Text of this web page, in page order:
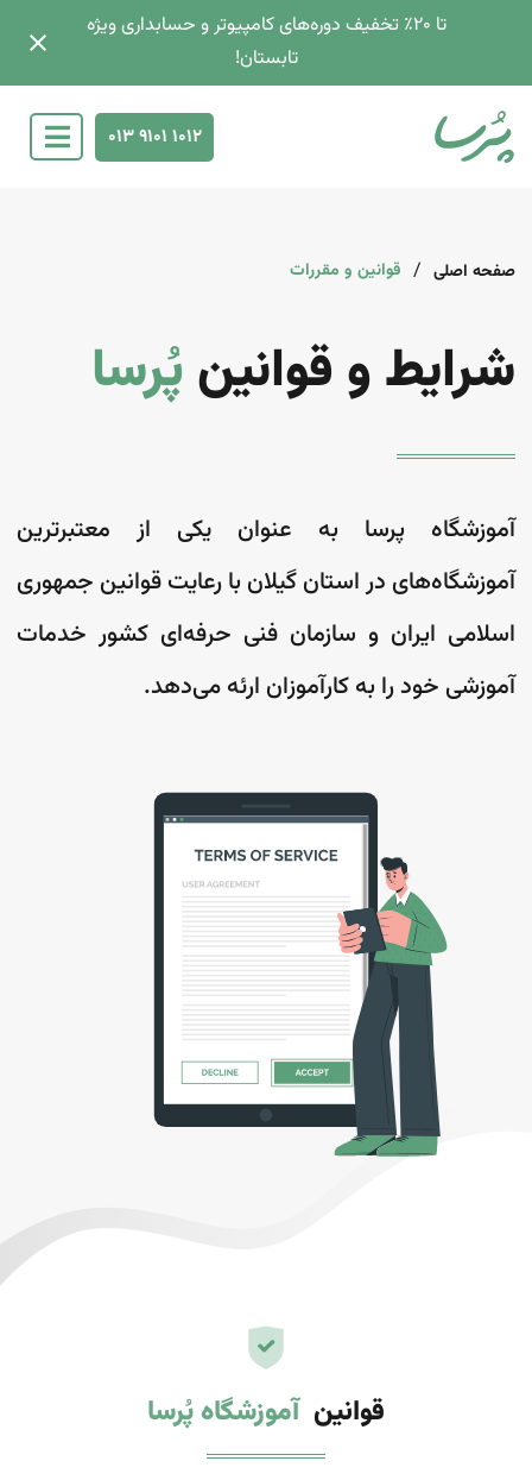
تا 2۰٪ تخفیف دوره‌های کامپیوتر و حسابداری ویژه
تابستان!
013 9101 1012
صفحه اصلی / قوانین و مقررات
شرایط و قوانین پُرسا
آموزشگاه پرسا به عنوان یکی از معتبرترین
آموزشگاه‌های در استان گیلان با رعایت قوانین جمهوری
اسلامی ایران و سازمان فنی حرفه‌ای کشور خدمات
آموزشی خود را به کارآموزان ارئه می‌دهد.
قوانین آموزشگاه پُرسا